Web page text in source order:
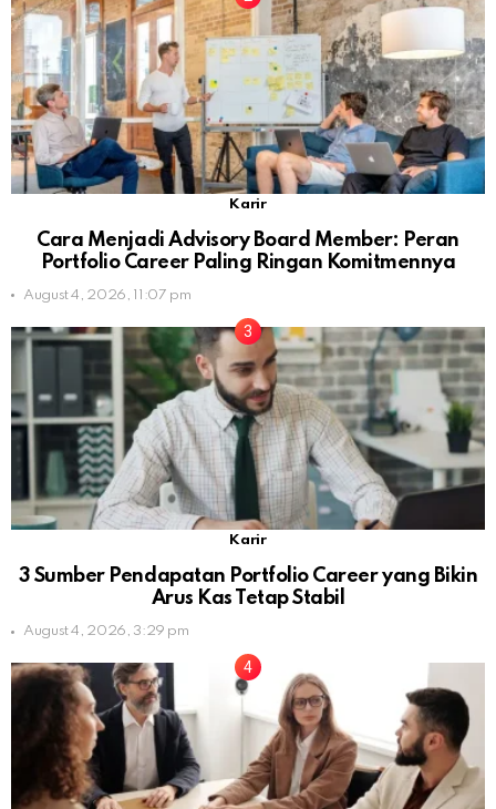
Karir
Cara Menjadi Advisory Board Member: Peran
Portfolio Career Paling Ringan Komitmennya
August 4, 2026, 11:07 pm
Karir
3 Sumber Pendapatan Portfolio Career yang Bikin
Arus Kas Tetap Stabil
August 4, 2026, 3:29 pm